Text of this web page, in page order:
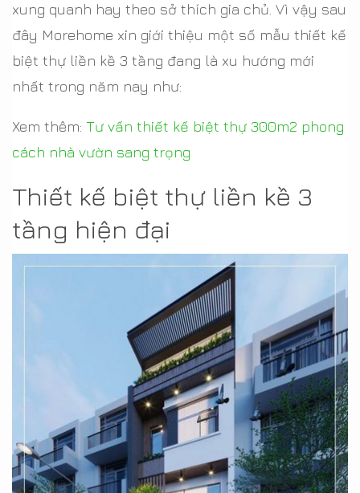
xung quanh hay theo sở thích gia chủ. Vì vậy sau
đây Morehome xin giới thiệu một số mẫu thiết kế
biệt thự liền kề 3 tầng đang là xu hướng mới
nhất trong năm nay như:
Xem thêm: Tư vấn thiết kế biệt thự 300m2 phong
cách nhà vườn sang trọng
Thiết kế biệt thự liền kề 3
tầng hiện đại